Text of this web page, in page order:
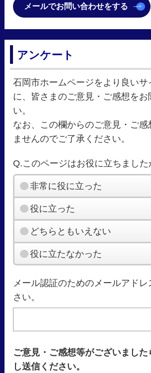
メールでお問い合わせをする
アンケート
石岡市ホームページをより良いサ
に、皆さまのご意見・ご感想をお
い。
なお、この欄からのご意見・ご感
ませんのでご了承ください。
Q.このページはお役に立ちました
非常に役に立った
役に立った
どちらともいえない
役に立たなかった
メール認証のためのメールアド
さい。
ご意見・ご感想等がございました
し送信ください。